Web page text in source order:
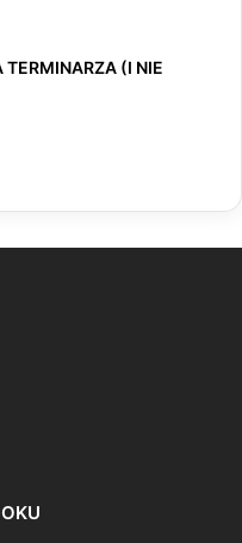
(I NIE